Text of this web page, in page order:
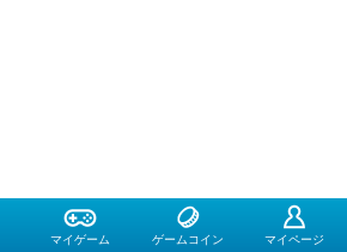
マイゲーム ゲームコイン マイページ